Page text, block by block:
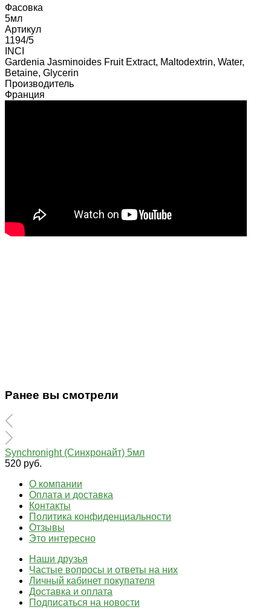
Фасовка
5мл
Артикул
1194/5
INCI
Gardenia Jasminoides Fruit Extract, Maltodextrin, Water,
Betaine, Glycerin
Производитель
Франция
Ранее вы смотрели
Synchronight (Синхронайт) 5мл
520 руб.
О компании
Оплата и доставка
Контакты
Политика конфиденциальности
Отзывы
Это интересно
Наши друзья
Частые вопросы и ответы на них
Личный кабинет покупателя
Доставка и оплата
Подписаться на новости